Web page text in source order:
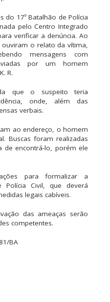
do 17º Batalhão de Polícia
pelo Centro Integrado
verificar a denúncia. Ao
o relato da vítima,
mensagens com
por um homem
R.
que o suspeito teria
onde, além das
verbais.
ao endereço, o homem
Buscas foram realizadas
de encontrá-lo, porém ele
para formalizar a
Polícia Civil, que deverá
legais cabíveis.
das ameaças serão
competentes.
BA